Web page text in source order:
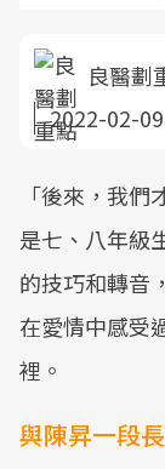
良醫劃
2022-02-09
「後來，我
是七、八年級
的技巧和轉音
在愛情中感受
裡。
與陳昇一段